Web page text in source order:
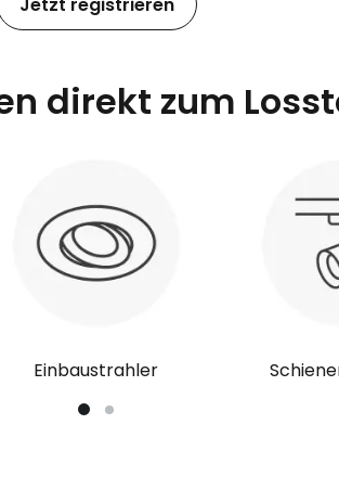
direkt zum
Einbaustrahler